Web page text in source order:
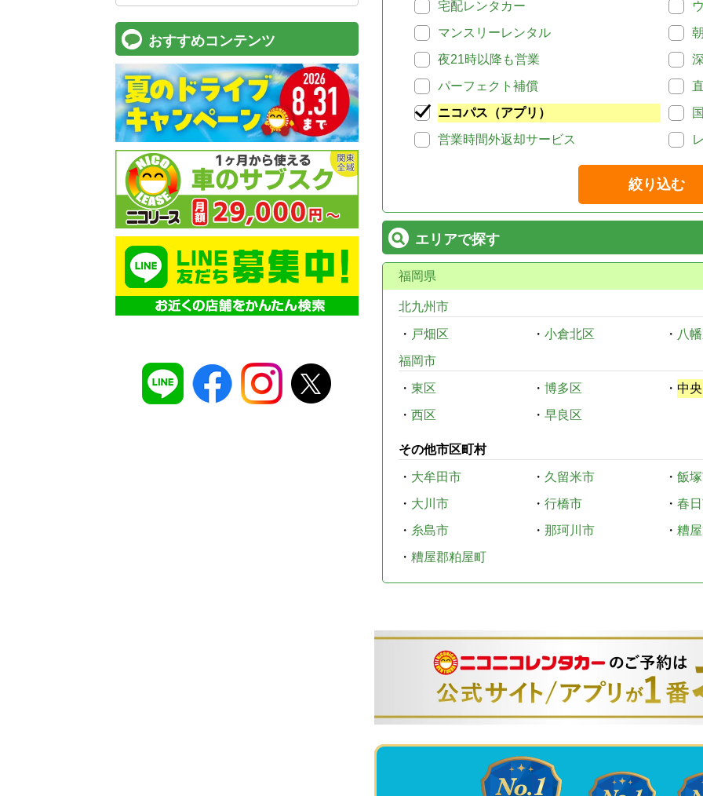
宅配レンタカー
マンスリーレンタル
夜21時以降も営業
パーフェクト補償
ニコパス（アプリ）
営業時間外返却サービス
絞り込む
エリアで探す
福岡県
北九州市
・ 戸畑区 ・ 小倉北区 ・ 八
福岡市
・ 東区 ・ 博多区 ・ 中
・ 西区 ・ 早良区
その他市区町村
・ 大牟田市 ・ 久留米市 ・ 飯
・ 大川市 ・ 行橋市 ・ 春
・ 糸島市 ・ 那珂川市 ・ 糟
・ 糟屋郡粕屋町
おすすめコンテンツ